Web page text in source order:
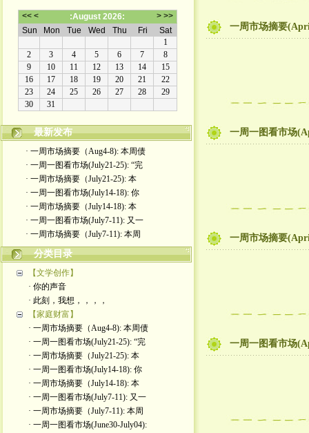
最新发布
· 一周市场摘要（Aug4-8): 本周债
· 一周一图看市场(July21-25): “完
· 一周市场摘要（July21-25): 本
· 一周一图看市场(July14-18): 你
· 一周市场摘要（July14-18): 本
· 一周一图看市场(July7-11): 又一
· 一周市场摘要（July7-11): 本周
分类目录
【文学创作】
· 你的声音
· 此刻，我想，，，，
【家庭财富】
· 一周市场摘要（Aug4-8): 本周债
· 一周一图看市场(July21-25): “完
· 一周市场摘要（July21-25): 本
· 一周一图看市场(July14-18): 你
· 一周市场摘要（July14-18): 本
· 一周一图看市场(July7-11): 又一
· 一周市场摘要（July7-11): 本周
· 一周一图看市场(June30-July04):
一周市场摘要
一周一图看市场
一周市场摘要
一周一图看市场